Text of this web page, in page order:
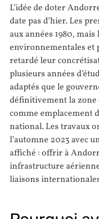
L’idée de doter
date pas d’hier. Les
aux années 1980,
environnementales et
retardé leur
plusieurs années
adaptés que le
définitivement la zone
comme emplacement
national. Les travaux
l’automne 2023 avec
affiché : offrir à
infrastructure
liaisons